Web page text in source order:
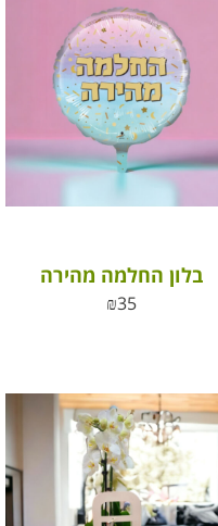
בלון החלמה מהירה
₪35